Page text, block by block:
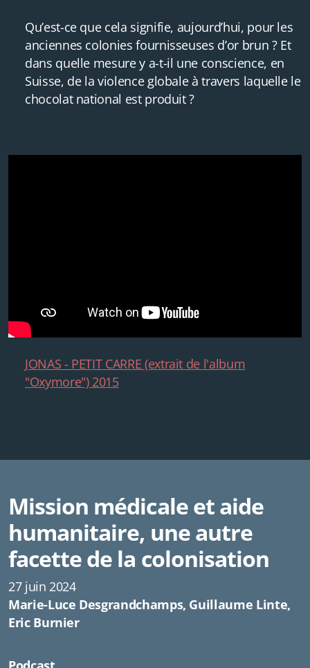
Qu’est-ce que cela signifie, aujourd’hui, pour les
anciennes colonies fournisseuses d’or brun ? Et
dans quelle mesure y a-t-il une conscience, en
Suisse, de la violence globale à travers laquelle le
chocolat national est produit ?
JONAS - PETIT CARRE (extrait de l'album
"Oxymore") 2015
Mission médicale et aide
humanitaire, une autre
facette de la colonisation
27 juin 2024
Marie-Luce Desgrandchamps, Guillaume Linte,
Eric Burnier